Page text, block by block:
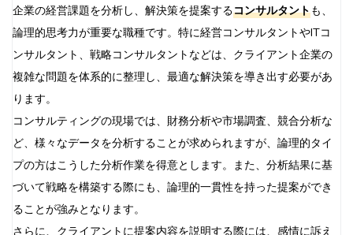
企業の経営課題を分析し、解決策を提案するコンサルタントも、
論理的思考力が重要な職種です。特に経営コンサルタントやITコ
ンサルタント、戦略コンサルタントなどは、クライアント企業の
複雑な問題を体系的に整理し、最適な解決策を導き出す必要があ
ります。
コンサルティングの現場では、財務分析や市場調査、競合分析な
ど、様々なデータを分析することが求められますが、論理的タイ
プの方はこうした分析作業を得意とします。また、分析結果に基
づいて戦略を構築する際にも、論理的一貫性を持った提案ができ
ることが強みとなります。
さらに、クライアントに提案内容を説明する際には、感情に訴え